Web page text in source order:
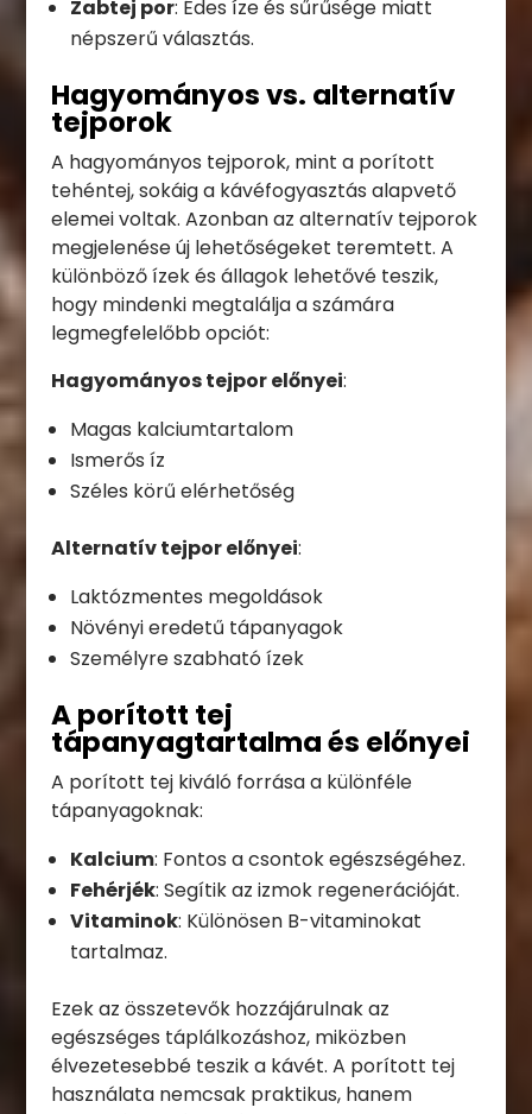
Zabtej por: Édes íze és sűrűsége miatt
népszerű választás.
Hagyományos vs. alternatív
tejporok
A hagyományos tejporok, mint a porított
tehéntej, sokáig a kávéfogyasztás alapvető
elemei voltak. Azonban az alternatív tejporok
megjelenése új lehetőségeket teremtett. A
különböző ízek és állagok lehetővé teszik,
hogy mindenki megtalálja a számára
legmegfelelőbb opciót:
Hagyományos tejpor előnyei:
Magas kalciumtartalom
Ismerős íz
Széles körű elérhetőség
Alternatív tejpor előnyei:
Laktózmentes megoldások
Növényi eredetű tápanyagok
Személyre szabható ízek
A porított tej
tápanyagtartalma és előnyei
A porított tej kiváló forrása a különféle
tápanyagoknak:
Kalcium: Fontos a csontok egészségéhez.
Fehérjék: Segítik az izmok regenerációját.
Vitaminok: Különösen B-vitaminokat
tartalmaz.
Ezek az összetevők hozzájárulnak az
egészséges táplálkozáshoz, miközben
élvezetesebbé teszik a kávét. A porított tej
használata nemcsak praktikus, hanem